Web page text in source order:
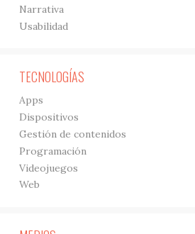
Narrativa
Usabilidad
TECNOLOGÍAS
Apps
Dispositivos
Gestión de contenidos
Programación
Videojuegos
Web